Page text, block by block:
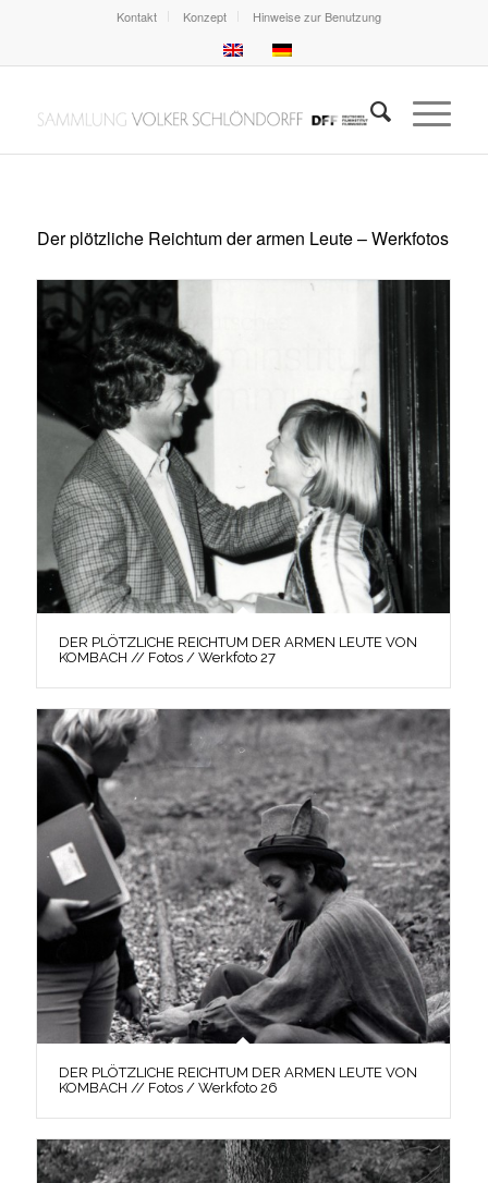
Kontakt Konzept Hinweise zur Benutzung
Der plötzliche Reichtum der armen Leute – Werkfotos
DER PLÖTZLICHE REICHTUM DER ARMEN LEUTE VON
KOMBACH // Fotos / Werkfoto 27
DER PLÖTZLICHE REICHTUM DER ARMEN LEUTE VON
KOMBACH // Fotos / Werkfoto 26